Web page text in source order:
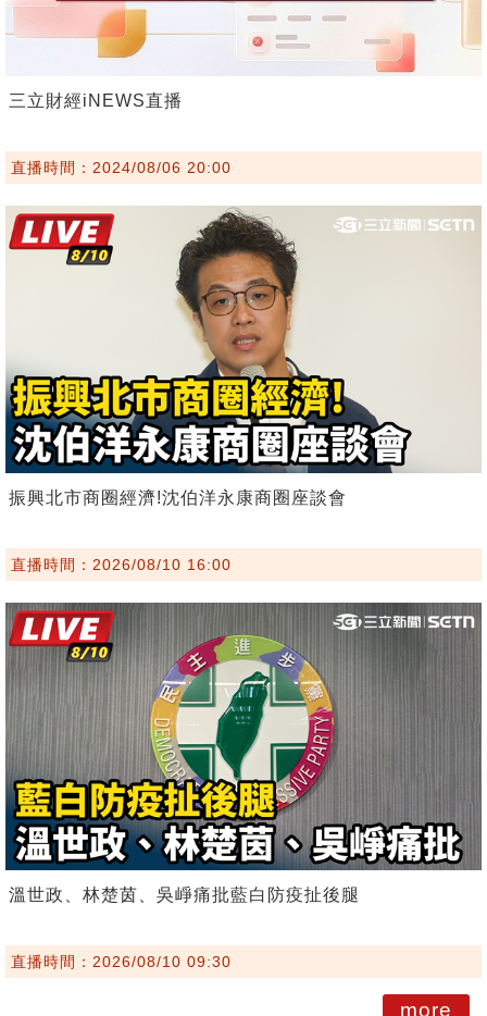
三立財經iNEWS直播
直播時間：2024/08/06 20:00
振興北市商圈經濟!沈伯洋永康商圈座談會
直播時間：2026/08/10 16:00
溫世政、林楚茵、吳崢痛批藍白防疫扯後腿
直播時間：2026/08/10 09:30
more